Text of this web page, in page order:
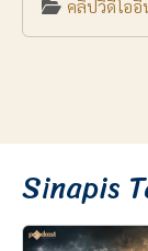
คลิปวิดีโอ
Sinapis